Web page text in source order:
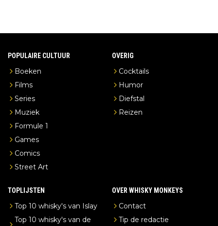
POPULAIRE CULTUUR
Boeken
Films
Series
Muziek
Formule 1
Games
Comics
Street Art
OVERIG
Cocktails
Humor
Diefstal
Reizen
TOPLIJSTEN
Top 10 whisky's van Islay
Top 10 whisky's van de
OVER WHISKY MONKEYS
Contact
Tip de redactie